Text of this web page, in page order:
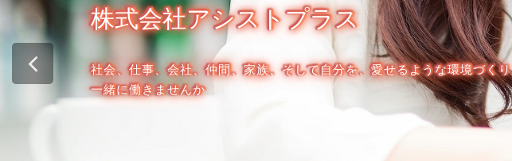
株式会社アシストプラス
社会、仕事、会社、仲間、家族、そして自分を、愛せるような環境づくり
一緒に働きませんか